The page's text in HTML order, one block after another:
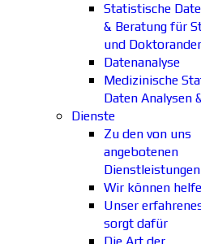
Statistische
& Beratung für
und
Datenanalyse
Medizinische
Daten Analysen
Dienste
Zu den von uns
angebotenen
Wir können
Unser
sorgt dafür